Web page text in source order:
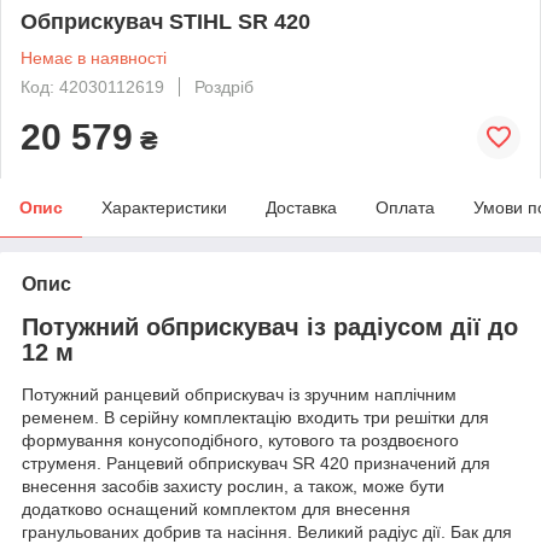
Обприскувач STIHL SR 420
Немає в наявності
Код: 42030112619
Роздріб
20 579 ₴
Опис Характеристики Доставка Оплата Умови
Опис
Потужний обприскувач із радіусом дії до
12 м
Потужний ранцевий обприскувач із зручним наплічним
ременем. В серійну комплектацію входить три решітки для
формування конусоподібного, кутового та роздвоєного
струменя. Ранцевий обприскувач SR 420 призначений для
внесення засобів захисту рослин, а також, може бути
додатково оснащений комплектом для внесення
гранульованих добрив та насіння. Великий радіус дії. Бак для